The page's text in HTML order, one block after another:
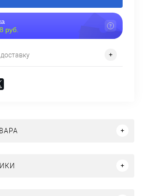
руб.